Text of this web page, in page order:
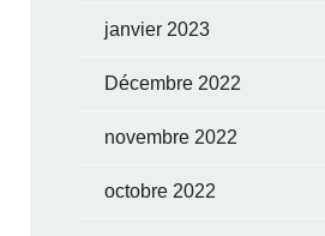
janvier 2023
Décembre 2022
novembre 2022
octobre 2022